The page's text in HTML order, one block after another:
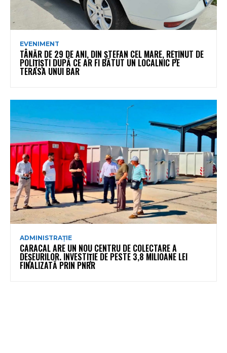
EVENIMENT
TÂNĂR DE 29 DE ANI, DIN ȘTEFAN CEL MARE, REȚINUT DE
POLIȚIȘTI DUPĂ CE AR FI BĂTUT UN LOCALNIC PE
TERASA UNUI BAR
ADMINISTRAȚIE
CARACAL ARE UN NOU CENTRU DE COLECTARE A
DEȘEURILOR. INVESTIȚIE DE PESTE 3,8 MILIOANE LEI
FINALIZATĂ PRIN PNRR